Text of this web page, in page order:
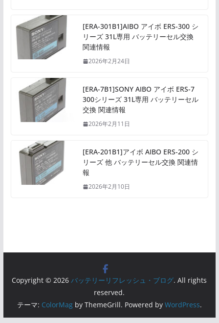
[ERA-301B1]AIBO アイボ ERS-300 シ
リーズ 31L専用 バッテリーセル交換
関連情報
2026年2月24日
[ERA-7B1]SONY AIBO アイボ ERS-7
300シリーズ 31L専用 バッテリーセル
交換 関連情報
2026年2月11日
[ERA-201B1]アイボ AIBO ERS-200 シ
リーズ 他 バッテリーセル交換 関連情
報
2026年2月10日
Copyright © 2026バッテリーリフレッシュ・ブログ. All rights
reserved.
テーマ: ColorMagby ThemeGrill. Powered by WordPress.